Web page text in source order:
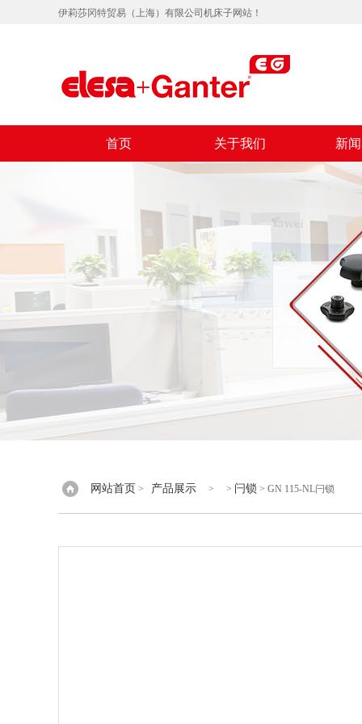
伊莉莎冈特贸易（上海）有限公司机床子网站！
首页 关于我们 新
网站首页 > 产品展示 > > 闩锁 > GN 115-NL闩锁